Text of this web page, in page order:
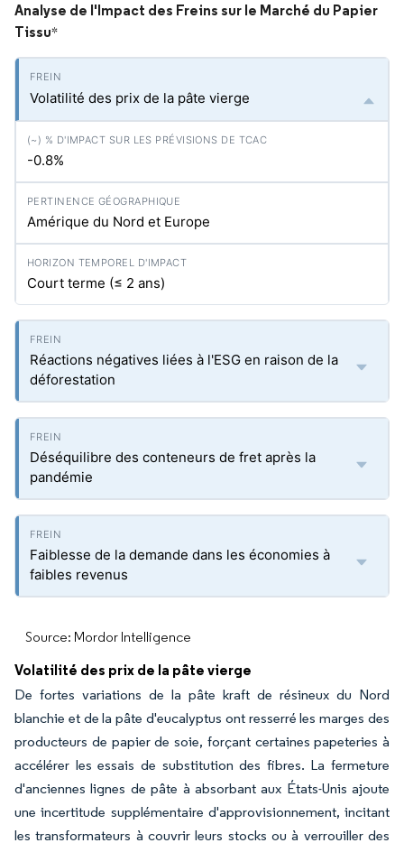
Analyse de l'Impact des Freins sur le Marché du Papier
Tissu*
Volatilité des prix de la pâte vierge
-0.8%
Amérique du Nord et Europe
Court terme (≤ 2 ans)
Réactions négatives liées à l'ESG en raison de la
déforestation
Déséquilibre des conteneurs de fret après la
pandémie
Faiblesse de la demande dans les économies à
faibles revenus
Source: Mordor Intelligence
Volatilité des prix de la pâte vierge
De fortes variations de la pâte kraft de résineux du Nord
blanchie et de la pâte d'eucalyptus ont resserré les marges des
producteurs de papier de soie, forçant certaines papeteries à
accélérer les essais de substitution des fibres. La fermeture
d'anciennes lignes de pâte à absorbant aux États-Unis ajoute
une incertitude supplémentaire d'approvisionnement, incitant
les transformateurs à couvrir leurs stocks ou à verrouiller des